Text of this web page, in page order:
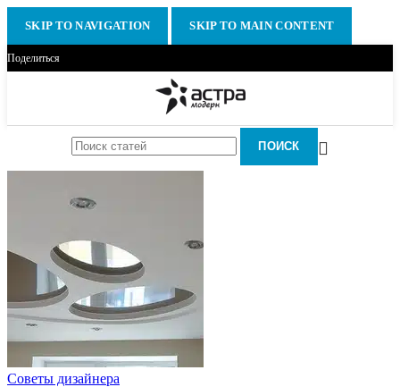
SKIP TO NAVIGATION SKIP TO MAIN CONTENT
Поделиться
ПОИСК
Советы дизайнера